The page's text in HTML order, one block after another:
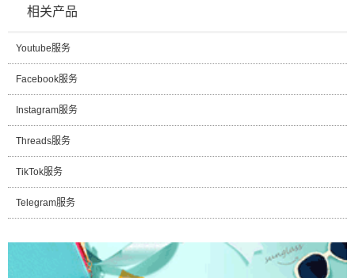
相关产品
Youtube服务
Facebook服务
Instagram服务
Threads服务
TikTok服务
Telegram服务